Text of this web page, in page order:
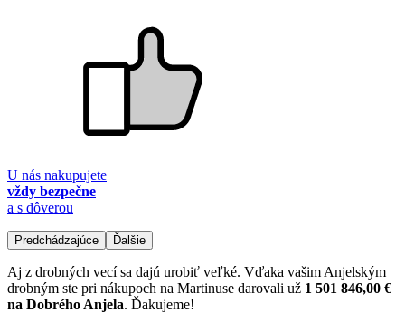
U nás nakupujete
vždy bezpečne
a s dôverou
Predchádzajúce Ďalšie
Aj z drobných vecí sa dajú urobiť veľké. Vďaka vašim Anjelským
drobným ste pri nákupoch na Martinuse darovali už 1 501 846,00 €
na Dobrého Anjela. Ďakujeme!